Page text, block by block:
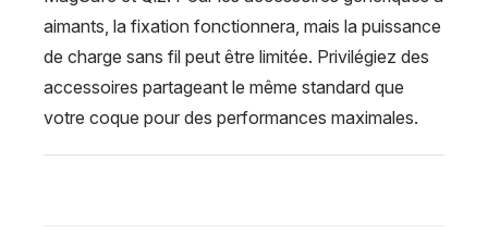
aimants, la fixation fonctionnera, mais la puissance
de charge sans fil peut être limitée. Privilégiez des
accessoires partageant le même standard que
votre coque pour des performances maximales.